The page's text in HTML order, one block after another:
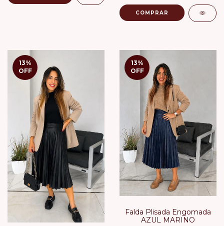
COMPRAR
13%
OFF
13%
OFF
Falda Plisada Engomada
AZUL MARINO